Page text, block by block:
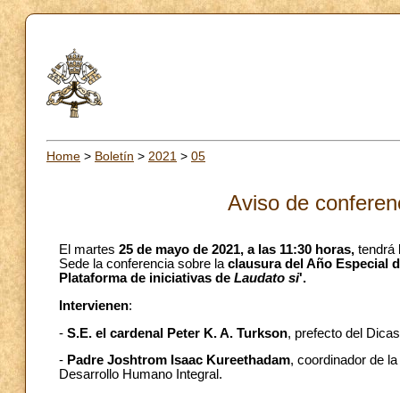
Home > Boletín > 2021 > 05
Aviso de
El martes 25 de mayo de 2021, a las 11:30 horas, tendrá
Sede la conferencia sobre laclausura del Año Especial
Plataforma de iniciativas de Laudato si'.
Intervienen:
- S.E. el cardenal Peter K. A. Turkson, prefecto del
- Padre Joshtrom Isaac Kureethadam, coordinador de
Desarrollo Humano Integral.